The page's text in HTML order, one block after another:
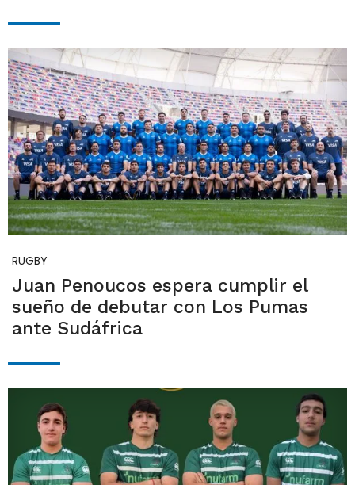
RUGBY
Juan Penoucos espera cumplir el
sueño de debutar con Los Pumas
ante Sudáfrica